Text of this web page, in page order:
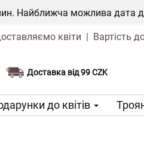
Найближча можлива дата
квіти | Вартість
Доставка від 99 CZK
Виберіть дату доставки
до квітів